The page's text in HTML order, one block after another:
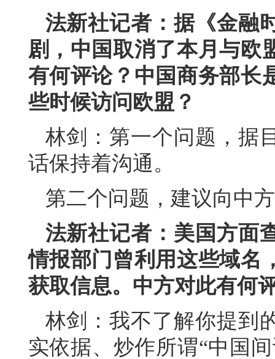
法新社记者：据《金融
剧，中国取消了本月与欧
有何评论？中国商务部长
些时候访问欧盟？
林剑：第一个问题，据
话保持着沟通。
第二个问题，建议向中
法新社记者：美国方面
情报部门曾利用这些域名
获取信息。中方对此有何
林剑：我不了解你提到
实依据、炒作所谓“中国